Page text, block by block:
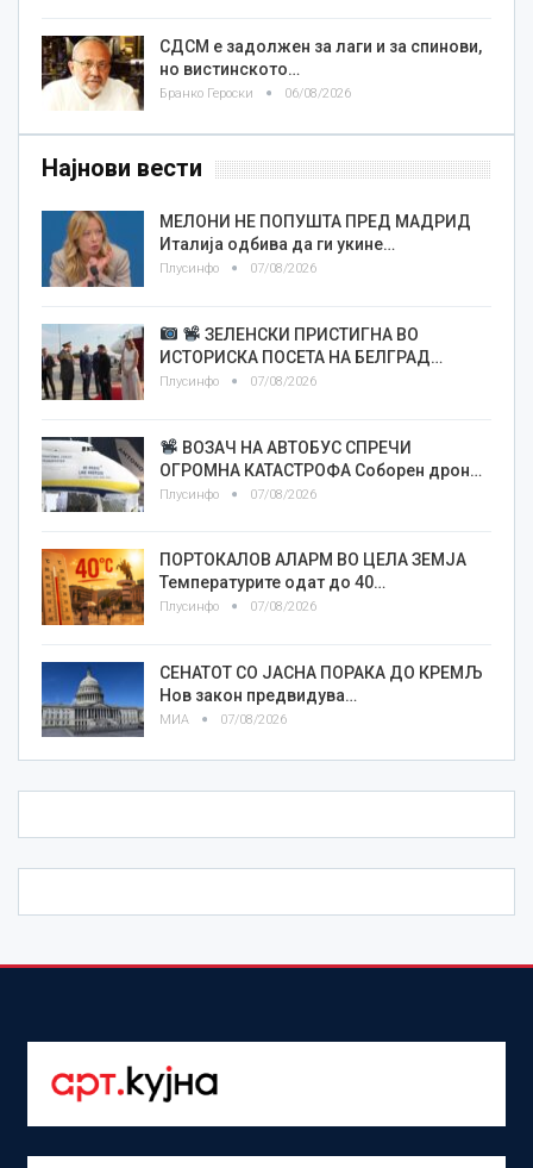
СДСМ е задолжен за лаги и за спинови,
но вистинското…
Бранко Героски 06/08/2026
Најнови вести
МЕЛОНИ НЕ ПОПУШТА ПРЕД МАДРИД
Италија одбива да ги укине…
Плусинфо 07/08/2026
ЗЕЛЕНСКИ ПРИСТИГНА ВО
ИСТОРИСКА ПОСЕТА НА БЕЛГРАД…
Плусинфо 07/08/2026
ВОЗАЧ НА АВТОБУС СПРЕЧИ
ОГРОМНА КАТАСТРОФА Соборен дрон…
Плусинфо 07/08/2026
ПОРТОКАЛОВ АЛАРМ ВО ЦЕЛА ЗЕМЈА
Температурите одат до 40…
Плусинфо 07/08/2026
СЕНАТОТ СО ЈАСНА ПОРАКА ДО КРЕМЉ
Нов закон предвидува…
МИА 07/08/2026